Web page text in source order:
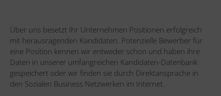
Über uns besetzt Ihr Unternehmen Positionen erfolgreich
mit herausragenden Kandidaten. Potenzielle Bewerber für
eine Position kennen wir entweder schon und haben ihre
Daten in unserer umfangreichen Kandidaten-Datenbank
gespeichert oder wir finden sie durch Direktansprache in
den Sozialen Business Netzwerken im Internet.